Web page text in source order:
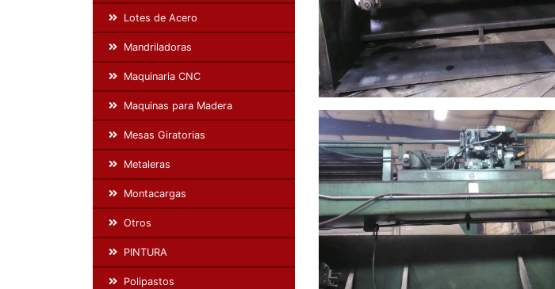
Lotes de Acero
Mandriladoras
Maquinaria CNC
Maquinas para Madera
Mesas Giratorias
Metaleras
Montacargas
Otros
PINTURA
Polipastos